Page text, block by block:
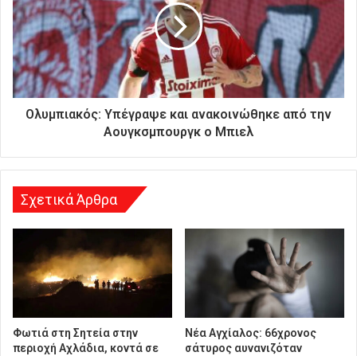
σ
α
ς
δ
ι
ε
ν
Oλυμπιακός: Υπέγραψε και ανακοινώθηκε από την
Αουγκσμπουργκ ο Μπιελ
Σχετικά Άρθρα
Φωτιά στη Σητεία στην
περιοχή Αχλάδια, κοντά σε
Νέα Αγχίαλος: 66χρονος
σάτυρος αυνανιζόταν